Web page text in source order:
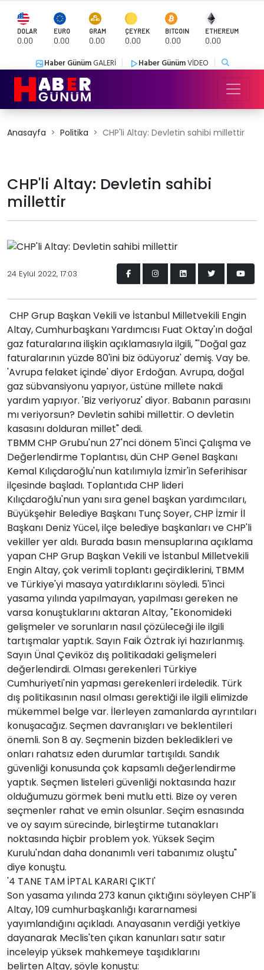
DOLAR
0.00
EURO
0.00
GRAM
0.00
ÇEYREK
0.00
BITCOIN
0.00
ETHEREUM
0.00
Haber GünümGALERİ | Haber GünümVİDEO |
Anasayfa Politika CHP'li Altay: Devletin sahibi millettir
CHP'li Altay: Devletin sahibi
millettir
24 Eylül 2022, 17:03
CHP Grup Başkan Vekili ve İstanbul Milletvekili Engin
Altay, Cumhurbaşkanı Yardımcısı Fuat Oktay'ın doğal
gaz faturalarına ilişkin açıklamasıyla ilgili, "'Doğal gaz
faturalarının yüzde 80'ini biz ödüyoruz' demiş. Vay be.
'Avrupa felaket içinde' diyor Erdoğan. Avrupa, doğal
gaz sübvansiyonu yapıyor, üstüne millete nakdi
yardım yapıyor. 'Biz veriyoruz' diyor. Babanın parasını
mı veriyorsun? Devletin sahibi millettir. O devletin
kasasını dolduran millet" dedi.
TBMM CHP Grubu'nun 27'nci dönem 5'inci Çalışma ve
Değerlendirme Toplantısı, dün CHP Genel Başkanı
Kemal Kılıçdaroğlu'nun katılımıyla İzmir'in Seferihisar
ilçesinde başladı. Toplantıda CHP lideri
Kılıçdaroğlu'nun yanı sıra genel başkan yardımcıları,
Büyükşehir Belediye Başkanı Tunç Soyer, CHP İzmir İl
Başkanı Deniz Yücel, ilçe belediye başkanları ve CHP'li
vekiller yer aldı. Burada basın mensuplarına açıklama
yapan CHP Grup Başkan Vekili ve İstanbul Milletvekili
Engin Altay, çok verimli toplantı geçirdiklerini, TBMM
ve Türkiye'yi masaya yatırdıklarını söyledi. 5'inci
yasama yılında yapılmayan, yapılması gereken ne
varsa konuştuklarını aktaran Altay, "Ekonomideki
gelişmeler ve sorunların nasıl çözüleceği ile ilgili
tartışmalar yaptık. Sayın Faik Öztrak iyi hazırlanmış.
Sayın Ünal Çeviköz dış politikadaki gelişmeleri
değerlendirdi. Olması gerekenleri Türkiye
Cumhuriyeti'nin yapması gerekenleri irdeledik. Türk
dış politikasının nasıl olması gerektiği ile ilgili elimizde
mükemmel belge var. İlerleyen zamanlarda ayrıntıları
konuşacağız. Seçmen davranışları ve beklentileri
önemli. Son 8 ay. Seçmenin bizden bekledikleri ve
onları rahatsız eden durumlar tartışıldı. Sandık
güvenliği konusunda çok kapsamlı değerlendirme
yaptık. Seçmen listeleri güvenliği noktasında hazır
olduğumuzu görmek beni mutlu etti. Bize oy veren
seçmenler rahat ve emin olsunlar. Seçim esnasında
ve oy sayım sürecinde, birleştirme tutanakları
noktasında hiçbir problem yok. Yüksek Seçim
Kurulu'ndan daha donanımlı veri tabanımız oluştu"
diye konuştu.
'4 TANE TAM İPTAL KARARI ÇIKTI'
Son yasama yılında 273 kanun çıktığını söyleyen CHP'li
Altay, 109 cumhurbaşkanlığı kararnamesi
yayımlandığını açıkladı. Anayasanın verdiği yetkiye
dayanarak Meclis'ten çıkan kanunları satır satır
inceleyip yüksek mahkemeye taşıdıklarını
belirten Altay, şöyle konuştu: